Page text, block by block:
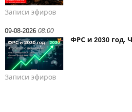
Записи эфиров
09-08-2026 08:00
ФРС и 2030 год.
Записи эфиров